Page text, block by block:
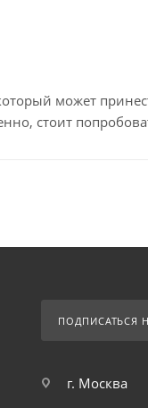
может
стоит
ПОДПИСАТЬСЯ
г. Москва